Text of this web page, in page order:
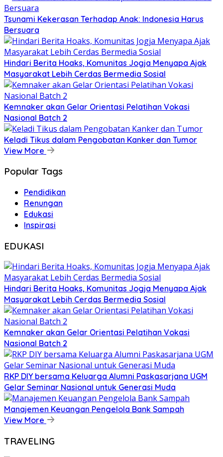
Tsunami Kekerasan Terhadap Anak: Indonesia Harus
Bersuara
Hindari Berita Hoaks, Komunitas Jogja Menyapa Ajak
Masyarakat Lebih Cerdas Bermedia Sosial
Kemnaker akan Gelar Orientasi Pelatihan Vokasi
Nasional Batch 2
Keladi Tikus dalam Pengobatan Kanker dan Tumor
View More
Popular Tags
Pendidikan
Renungan
Edukasi
Inspirasi
EDUKASI
Hindari Berita Hoaks, Komunitas Jogja Menyapa Ajak
Masyarakat Lebih Cerdas Bermedia Sosial
Kemnaker akan Gelar Orientasi Pelatihan Vokasi
Nasional Batch 2
RKP DIY bersama Keluarga Alumni Paskasarjana UGM
Gelar Seminar Nasional untuk Generasi Muda
Manajemen Keuangan Pengelola Bank Sampah
View More
TRAVELING